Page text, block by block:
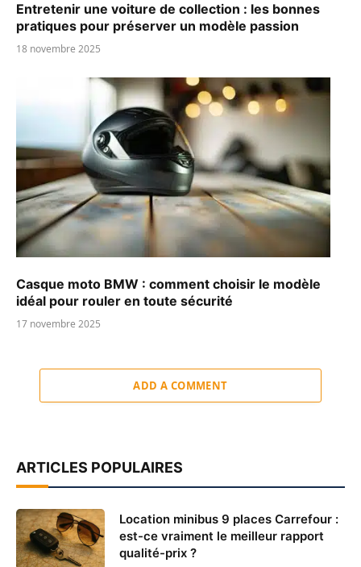
Entretenir une voiture de collection : les bonnes
pratiques pour préserver un modèle passion
18 novembre 2025
Casque moto BMW : comment choisir le modèle
idéal pour rouler en toute sécurité
17 novembre 2025
ADD A COMMENT
ARTICLES POPULAIRES
Location minibus 9 places Carrefour :
est-ce vraiment le meilleur rapport
qualité-prix ?